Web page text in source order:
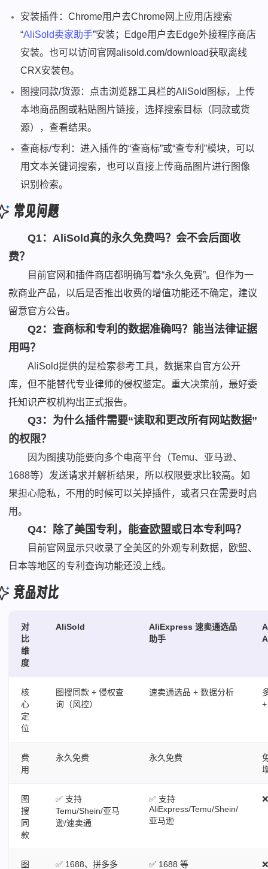
安装插件：Chrome用户去Chrome网上应用店搜索
“AliSold卖家助手”安装；Edge用户去Edge外接程序商店
安装。也可以访问官网alisold.com/download获取离线
CRX安装包。
图搜同款/货源：点击浏览器工具栏的AliSold图标，上传
本地商品图或粘贴图片链接，选择搜索目标（同款或货
源），查看结果。
查商标/专利：进入插件的“查商标”或“查专利”模块，可以
用文本关键词搜索，也可以直接上传商品图片进行图像
识别检索。
常见问题
Q1：AliSold真的永久免费吗？会不会后面收
费？
目前官网和插件商店都明确写着“永久免费”。但作为一
款商业产品，以后是否推出收费的增值功能还不确定，建议
留意官方公告。
Q2：查商标和专利的数据准确吗？能当法律证据
用吗？
AliSold提供的是检索参考工具，数据来自官方公开
库，但不能替代专业律师的侵权鉴定。重大决策前，最好委
托知识产权机构出正式报告。
Q3：为什么插件需要“读取和更改所有网站数据”
的权限？
因为图搜功能要向多个电商平台（Temu、亚马逊、
1688等）发送请求并解析结果，所以权限要求比较高。如
果担心隐私，不用的时候可以关掉插件，或者只在需要时启
用。
Q4：除了美国专利，能查欧盟或日本专利吗？
目前官网显示只收录了全美区的外观专利数据，欧盟、
日本等地区的专利查询功能还没上线。
竞品对比
对
比
维
度
AliSold
AliExpress 速卖通选品
助手
核
心
定
位
图搜同款 + 侵权查
询（风控）
速卖通选品 + 数据分析
费
用
永久免费 永久免费
图
搜
同
款
✅ 支持
Temu/Shein/亚马
逊/速卖通
✅ 支持
AliExpress/Temu/Shein/
亚马逊
图 ✅ 1688、拼多多 ✅ 1688 等